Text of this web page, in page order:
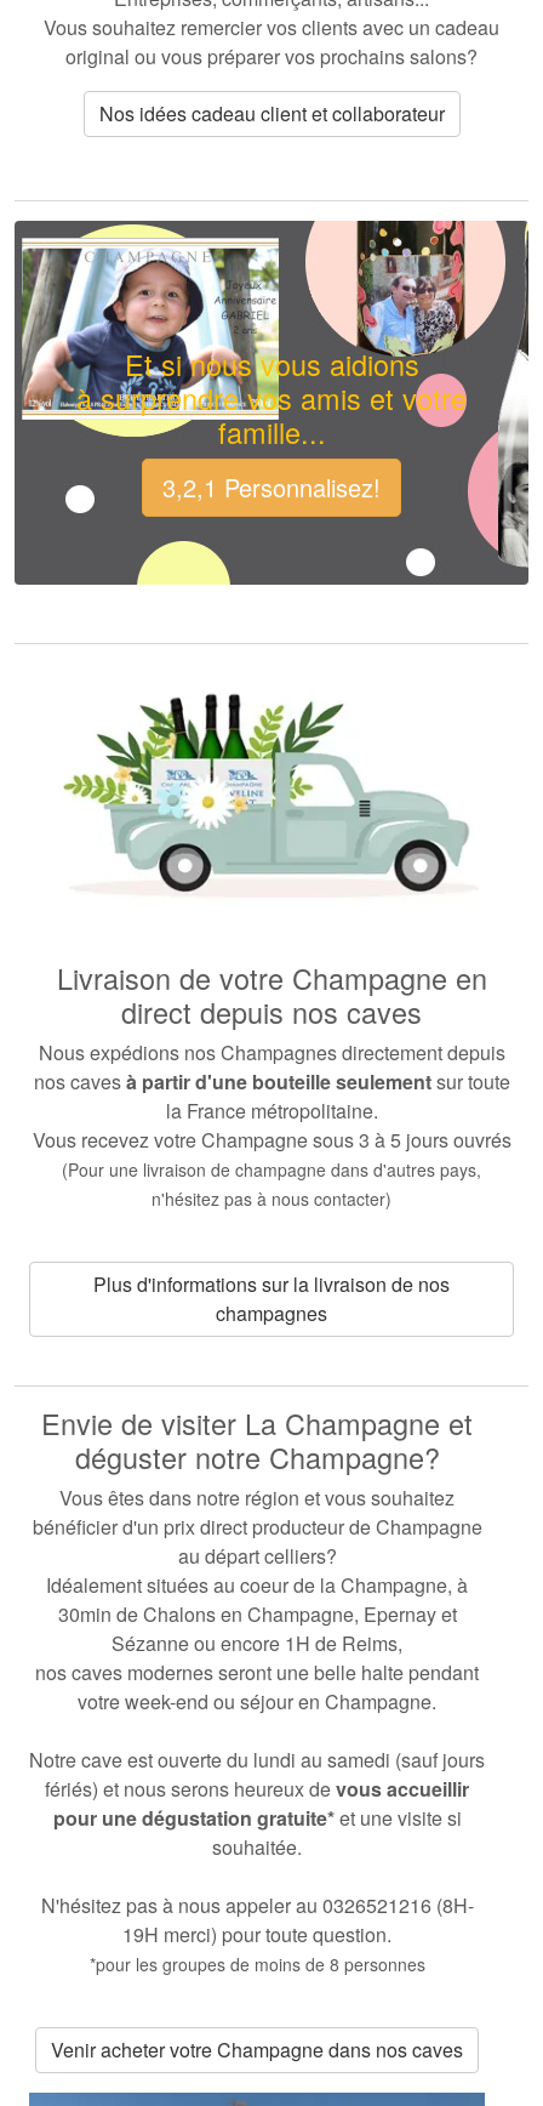
Vous souhaitez remercier vos clients avec un cadeau
original ou vous préparer vos prochains salons?
Nos idées cadeau client et collaborateur
Et si nous vous aidions
à surprendre vos amis et votre
famille...
3,2,1 Personnalisez!
Livraison de votre Champagne en
direct depuis nos caves
Nous expédions nos Champagnes directement depuis
nos cavesà partir d'une bouteille seulementsur toute
la France métropolitaine.
Vous recevez votre Champagne sous 3 à 5 jours ouvrés
(Pour une livraison de champagne dans d'autres pays,
n'hésitez pas à nous contacter)
Plus d'informations sur la livraison de nos
champagnes
Envie de visiter La Champagne et
déguster notre Champagne?
Vous êtes dans notre région et vous souhaitez
bénéficier d'un prix direct producteur de Champagne
au départ celliers?
Idéalement situées au coeur de la Champagne, à
30min de Chalons en Champagne, Epernay et
Sézanne ou encore 1H de Reims,
nos caves modernes seront une belle halte pendant
votre week-end ou séjour en Champagne.
Notre cave est ouverte du lundi au samedi (sauf jours
fériés) et nous serons heureux devous accueillir
pour une dégustation gratuite*et une visite si
souhaitée.
N'hésitez pas à nous appeler au 0326521216 (8H-
19H merci) pour toute question.
*pour les groupes de moins de 8 personnes
Venir acheter votre Champagne dans nos caves